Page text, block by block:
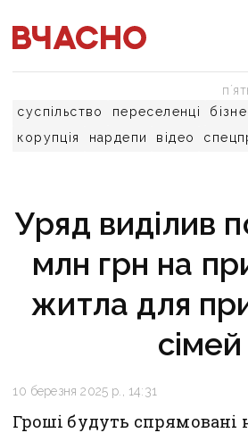
суспільство переселенці
корупція
нардепи відео
Уряд виділив
млн грн на
житла для
сімей
10 березня 2025 р., 14:31
Гроші будуть спрямовані